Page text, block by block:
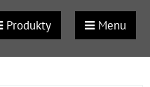
Produkty Menu